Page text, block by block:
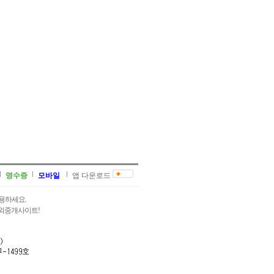
영수증 모바일 앱 다운로드
하세요.
중개사이트!